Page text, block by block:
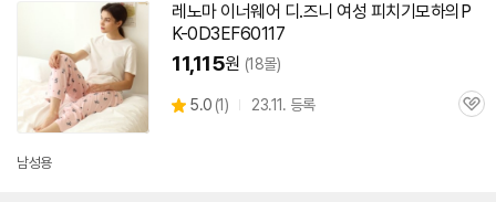
레노마 이너웨어 디.즈니 여성 피치기모하의P
K-0D3EF60117
11,115원 (18몰)
별
5.0 (상
1) 23.11. 등록
관
남성용